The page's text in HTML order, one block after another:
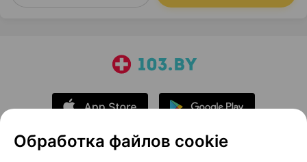
Обработка файлов cookie